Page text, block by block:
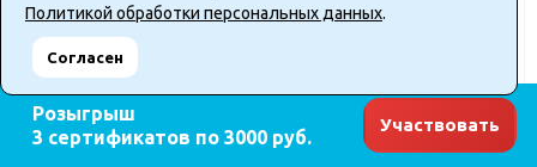
Розыгрыш
3 сертификатов по 3000 руб.
Участвовать
ПОДРОБНЕЕ
Политикой обработки персональных данных.
Согласен